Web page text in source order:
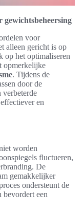
voor
alleen gericht is op
op het optimaliseren
opmerkelijke
. Tijdens de
door de
verbeterde
en
worden
fluctueren,
De
gemakkelijker
ondersteunt de
bevordert een